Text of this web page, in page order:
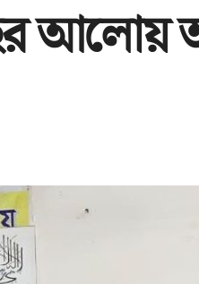
আলোয়